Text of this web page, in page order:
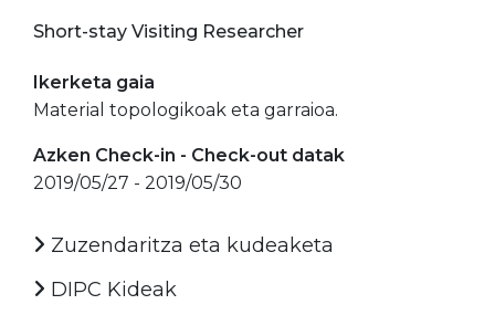
Short-stay Visiting Researcher
Ikerketa gaia
Material topologikoak eta garraioa.
Azken Check-in - Check-out datak
2019/05/27 - 2019/05/30
Zuzendaritza eta kudeaketa
DIPC Kideak